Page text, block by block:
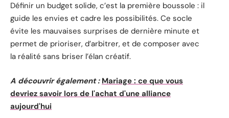
Définir un budget solide, c’est la première boussole : il
guide les envies et cadre les possibilités. Ce socle
évite les mauvaises surprises de dernière minute et
permet de prioriser, d’arbitrer, et de composer avec
la réalité sans briser l’élan créatif.
A découvrir également : Mariage : ce que vous
devriez savoir lors de l'achat d'une alliance
aujourd'hui